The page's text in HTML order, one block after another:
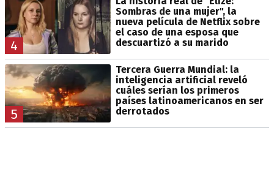
4
Sombras de una mujer", la
nueva película de Netflix sobre
el caso de una esposa que
descuartizó a su marido
5
Tercera Guerra Mundial: la
inteligencia artificial reveló
cuáles serían los primeros
países latinoamericanos en ser
derrotados